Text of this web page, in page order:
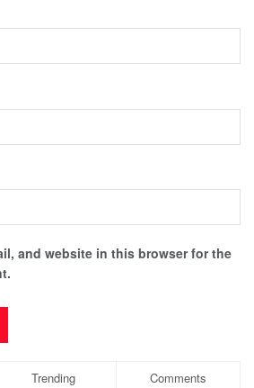
and website in this browser for the
Trending Comments